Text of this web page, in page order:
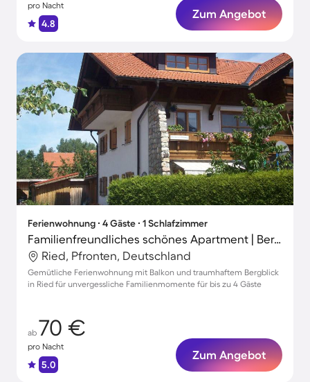
pro Nacht
4.8
Zum Angebot
Ferienwohnung ∙ 4 Gäste ∙ 1 Schlafzimmer
Familienfreundliches schönes Apartment | Bergblick
Ried, Pfronten, Deutschland
Gemütliche Ferienwohnung mit Balkon und traumhaftem Bergblick
in Ried für unvergessliche Familienmomente für bis zu 4 Gäste
ab 70 €
pro Nacht
5.0
Zum Angebot